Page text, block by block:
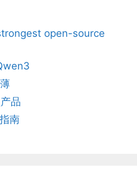
open-source
品
南